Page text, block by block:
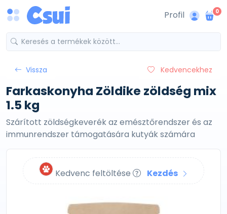
Profil 0
Vissza Kedvencekhez
Farkaskonyha Zöldike zöldség mix
1.5 kg
Szárított zöldségkeverék az emésztőrendszer és az
immunrendszer támogatására kutyák számára
Kedvenc feltöltése Kezdés